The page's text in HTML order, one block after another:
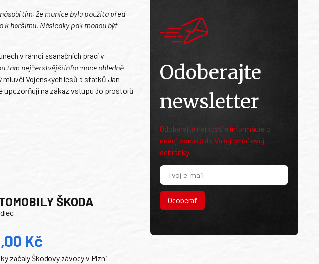
násobí tím, že munice byla použita před
k horšímu. Následky pak mohou být
v rámci asanačních prací v
tam nejčerstvější informace ohledně
Vojenských lesů a statků Jan
upozorňují na zákaz vstupu do prostorů
ŠKODA
Kč
začaly Škodovy závody v Plzni
Odoberajte
newsletter
Odoberajte najnovšie informácie o
našej ponuke do Vašej emailovej
schránky.
Odoberať